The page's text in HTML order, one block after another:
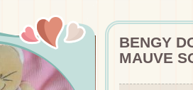
BENGY
MAUVE